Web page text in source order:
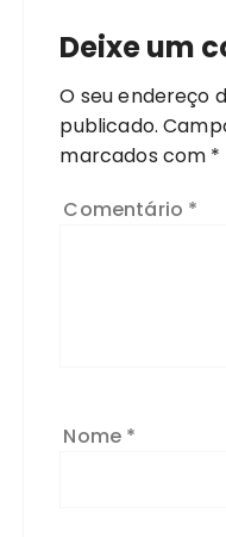
Deixe um
O seu endereço
publicado.
marcados com *
Comentário *
Nome *